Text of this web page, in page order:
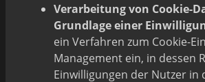
Verarbeitung von Cookie-
Grundlage einer
ein Verfahren zum Cookie-
Management ein, in dessen
Einwilligungen der Nutzer in